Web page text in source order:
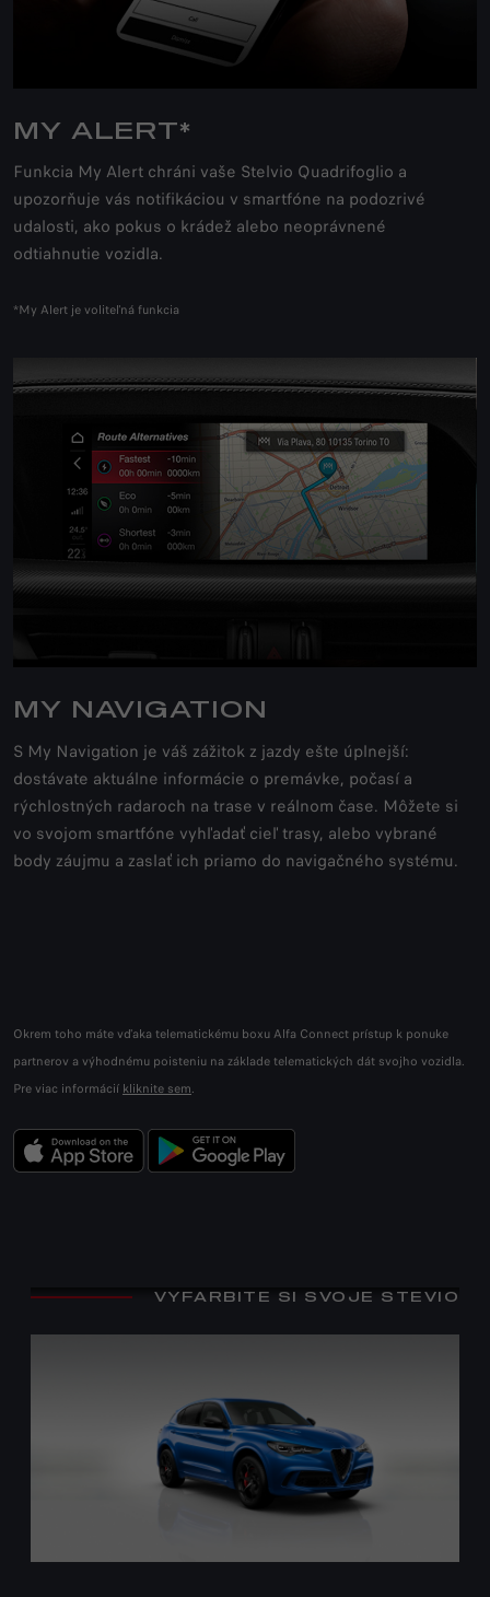
MY ALERT*
Funkcia My Alert chráni vaše Stelvio Quadrifoglio a
upozorňuje vás notifikáciou v smartfóne na podozrivé
udalosti, ako pokus o krádež alebo neoprávnené
odtiahnutie vozidla.
*My Alert je voliteľná funkcia
MY NAVIGATION
S My Navigation je váš zážitok z jazdy ešte úplnejší:
dostávate aktuálne informácie o premávke, počasí a
rýchlostných radaroch na trase v reálnom čase. Môžete si
vo svojom smartfóne vyhľadať cieľ trasy, alebo vybrané
body záujmu a zaslať ich priamo do navigačného systému.
Okrem toho máte vďaka telematickému boxu Alfa Connect prístup k ponuke
partnerov a výhodnému poisteniu na základe telematických dát svojho vozidla.
Pre viac informácií kliknite sem.
VYFARBITE SI SVOJE STEVIO